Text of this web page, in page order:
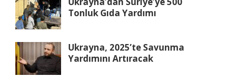
Tonluk Gıda Yardımı
Ukrayna, 2025’te Savunma
Yardımını Artıracak